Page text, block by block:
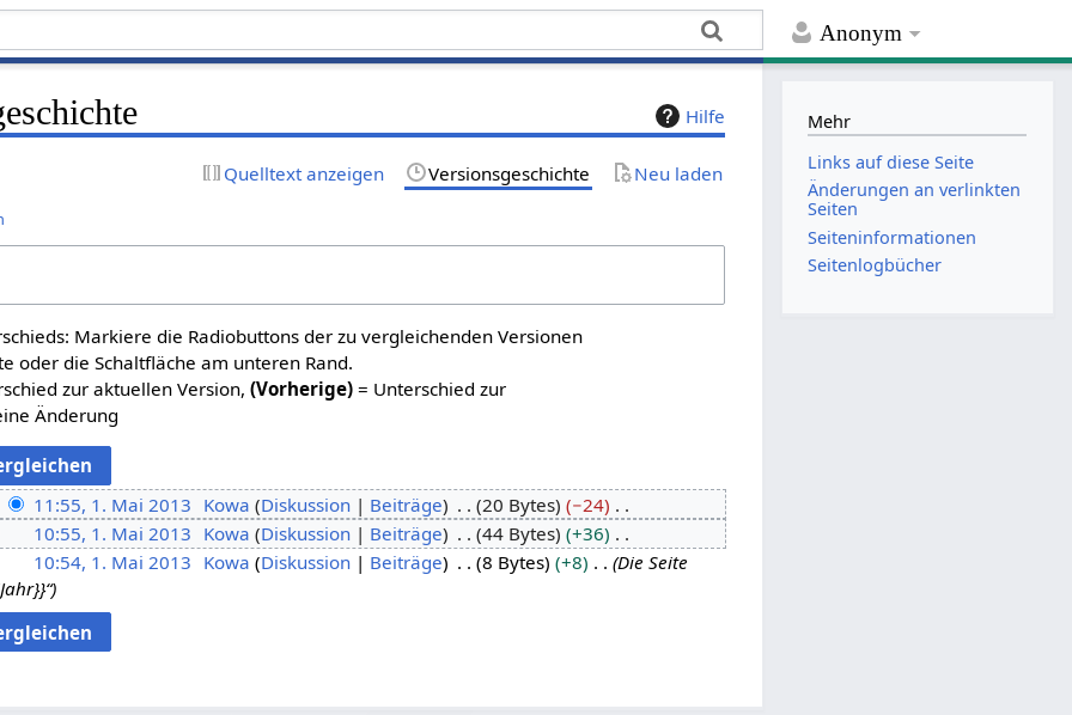
Anonym
Hilfe
Quelltext anzeigen Versionsgeschichte Neu laden
Markiere die Radiobuttons der zu vergleichenden Versionen
oder die Schaltfläche am unteren Rand.
zur aktuellen Version,(Vorherige) = Unterschied zur
Änderung
11:55, 1. Mai 2013 Kowa Diskussion Beiträge 20 Bytes
−24
10:55, 1. Mai 2013 Kowa Diskussion Beiträge 44 Bytes
+36
10:54, 1. Mai 2013 Kowa Diskussion Beiträge 8 Bytes +8
Die Seite
Mehr
Links auf diese Seite
Änderungen an verlinkten
Seiten
Seiten­­informationen
Seitenlogbücher